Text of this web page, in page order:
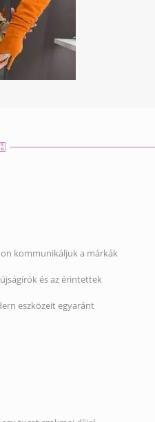
kommunikáljuk a márkák
és az érintettek
eszközeit egyaránt